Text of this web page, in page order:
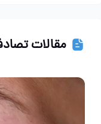
مقالات